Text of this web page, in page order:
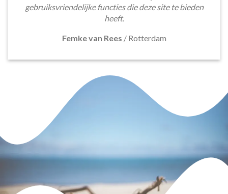
gebruiksvriendelijke functies die deze site te bieden
heeft.
Femke van Rees / Rotterdam